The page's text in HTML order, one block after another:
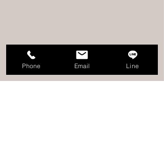
Phone Email Line